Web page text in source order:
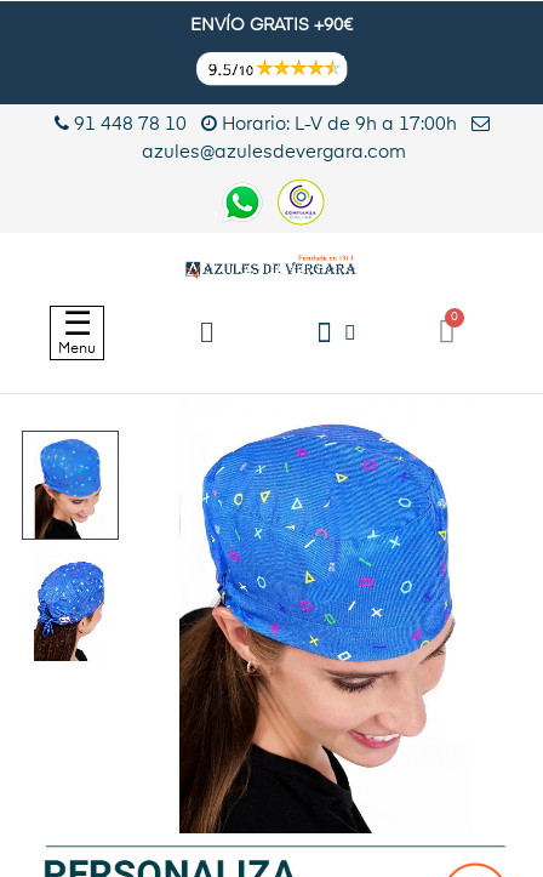
ENVÍO GRATIS +90€
91 448 78 10
Horario: L-V de 9h a 17:00h
azules@azulesdevergara.com
Navegación
de
palanca
☰
Menu